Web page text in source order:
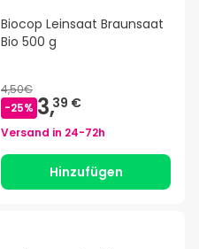
Biocop Leinsaat Braunsaat
Bio 500 g
4,50€
-25% 3,39 €
Versand in 24-72h
Hinzufügen